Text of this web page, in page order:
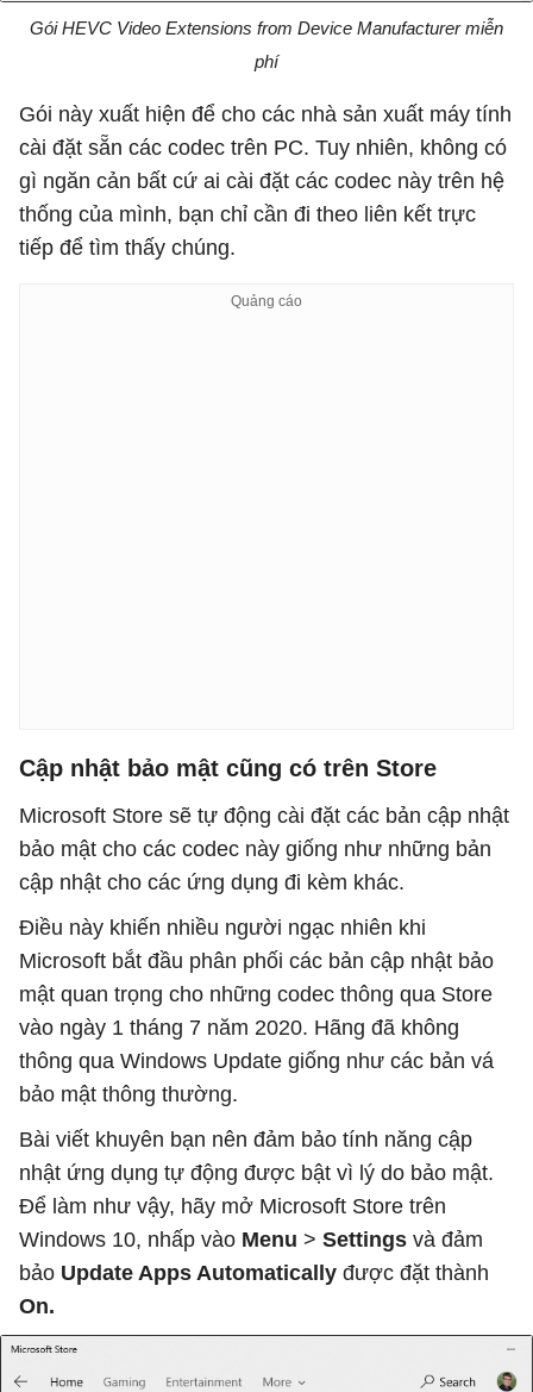
Gói HEVC Video Extensions from Device Manufacturer miễn
phí
Gói này xuất hiện để cho các nhà sản xuất máy tính
cài đặt sẵn các codec trên PC. Tuy nhiên, không có
gì ngăn cản bất cứ ai cài đặt các codec này trên hệ
thống của mình, bạn chỉ cần đi theo liên kết trực
tiếp để tìm thấy chúng.
Cập nhật bảo mật cũng có trên Store
Microsoft Store sẽ tự động cài đặt các bản cập nhật
bảo mật cho các codec này giống như những bản
cập nhật cho các ứng dụng đi kèm khác.
Điều này khiến nhiều người ngạc nhiên khi
Microsoft bắt đầu phân phối các bản cập nhật bảo
mật quan trọng cho những codec thông qua Store
vào ngày 1 tháng 7 năm 2020. Hãng đã không
thông qua Windows Update giống như các bản vá
bảo mật thông thường.
Bài viết khuyên bạn nên đảm bảo tính năng cập
nhật ứng dụng tự động được bật vì lý do bảo mật.
Để làm như vậy, hãy mở Microsoft Store trên
Windows 10, nhấp vào Menu > Settings và đảm
bảo Update Apps Automatically được đặt thành
On.